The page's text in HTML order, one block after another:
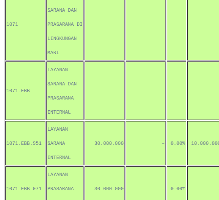
1071
SARANA DAN
PRASARANA DI
LINGKUNGAN
MARI
1071.EBB
LAYANAN
SARANA DAN
PRASARANA
INTERNAL
1071.EBB.951
LAYANAN
SARANA
INTERNAL
30.000.000 – 0.00%
1071.EBB.971
LAYANAN
PRASARANA 30.000.000 – 0.00%